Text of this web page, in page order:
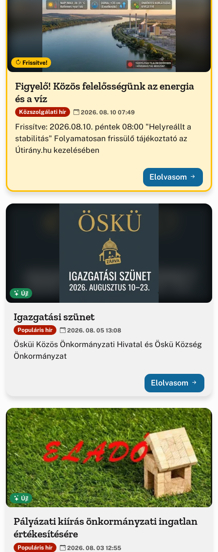
Frissítve!
Figyelő! Közös felelősségünk az energia
és a víz
Közszolgálati hír 2026. 08. 10 07:49
Frissítve: 2026.08.10. péntek 08:00 "Helyreállt a
stabilitás" Folyamatosan frissülő tájékoztató az
Útirány.hu kezelésében
Elolvasom
Új!
Igazgatási szünet
Populáris hír 2026. 08. 05 13:08
Ösküi Közös Önkormányzati Hivatal és Öskü Község
Önkormányzat
Elolvasom
Új!
Pályázati kiírás önkormányzati ingatlan
értékesítésére
Populáris hír 2026. 08. 03 12:55